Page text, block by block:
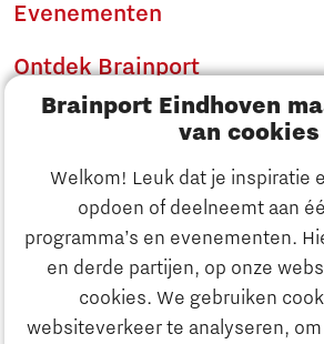
Brainport Eindhoven
van cookies
Welkom! Leuk dat je inspiratie
opdoen of deelneemt aan
programma’s en evenementen.
en derde partijen, op onze
cookies. We gebruiken
websiteverkeer te analyseren,
Ontdek Brainport
Innovatie
Evenementen
Ontdek Brainport
Innovatie
Ondernemen
Onderwijs
Maatschappelijk
Strategie & Organisatie